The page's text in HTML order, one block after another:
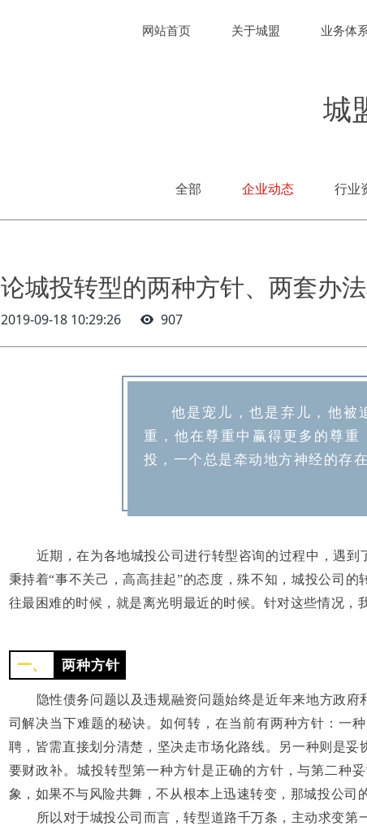
网站首页 关于城盟 业务体
城
全部 企业动态 行业
论城投转型的两种方针、两套办
2019-09-18 10:29:26 907
他是宠儿，也是弃儿，他被
重，他在尊重中赢得更多的尊
投，一个总是牵动地方神经的存在
近期，在为各地城投公司进行转型咨询的过程中，遇
秉持着“事不关己，高高挂起”的态度，殊不知，城投公司
往最困难的时候，就是离光明最近的时候。针对这些情况，
一、 两种方针
隐性债务问题以及违规融资问题始终是近年来地方政
司解决当下难题的秘诀。如何转，在当前有两种方针：一
聘，皆需直接划分清楚，坚决走市场化路线。另一种则是
要财政补。城投转型第一种方针是正确的方针，与第二种
象，如果不与风险共舞，不从根本上迅速转变，那城投公司
所以对于城投公司而言，转型道路千万条，主动求变第